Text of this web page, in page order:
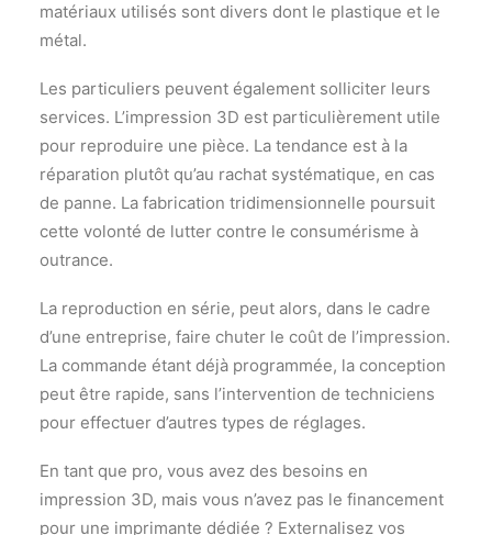
matériaux utilisés sont divers dont le plastique et le
métal.
Les particuliers peuvent également solliciter leurs
services. L’impression 3D est particulièrement utile
pour reproduire une pièce. La tendance est à la
réparation plutôt qu’au rachat systématique, en cas
de panne. La fabrication tridimensionnelle poursuit
cette volonté de lutter contre le consumérisme à
outrance.
La reproduction en série, peut alors, dans le cadre
d’une entreprise, faire chuter le coût de l’impression.
La commande étant déjà programmée, la conception
peut être rapide, sans l’intervention de techniciens
pour effectuer d’autres types de réglages.
En tant que pro, vous avez des besoins en
impression 3D, mais vous n’avez pas le financement
pour une imprimante dédiée ? Externalisez vos